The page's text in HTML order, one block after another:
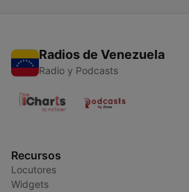
Radios de Venezuela
Radio y Podcasts
Recursos
Locutores
Widgets